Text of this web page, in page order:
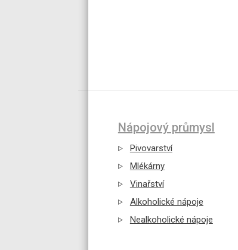
Nápojový průmysl
Pivovarství
Mlékárny
Vinařství
Alkoholické nápoje
Nealkoholické nápoje